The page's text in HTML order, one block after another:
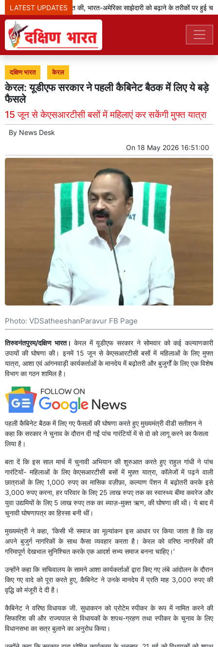
LATEST UPDATES
जेडी वेंस ने मोदी से बात की, भारत-अमेरिका साझेदारी को बढ़ाने के तरीकों पर हुई चर्चा
दक्षिण भारत केरल
केरल: यूडीएफ सरकार ने पहली कैबिनेट बैठक में लिए ये बड़े
फैसले
15 जून से केएसआरटीसी बसों में महिलाएं कर सकेंगी मुफ्त यात्रा
By News Desk
On 18 May 2026 16:51:00
Photo: VDSatheeshanParavur FB Page
तिरुवनंतपुरम/दक्षिण भारत। केरल में यूडीएफ सरकार ने सोमवार को कई कल्याणकारी
उपायों की घोषणा की। इनमें 15 जून से केएसआरटीसी बसों में महिलाओं के लिए मुफ्त
यात्रा, आशा एवं आंगनवाड़ी कार्यकर्ताओं के मानदेय में बढ़ोतरी और बुजुर्गों के लिए एक विशेष
विभाग का गठन शामिल है।
पहली कैबिनेट बैठक में लिए गए फैसलों की घोषणा करते हुए मुख्यमंत्री वीडी सतीशन ने
कहा कि सरकार ने चुनाव के दौरान दी गईं पांच गारंटियों में से दो को लागू करने का फैसला
लिया है।
बता दें कि इस साल मार्च में चुनावी अभियान की शुरुआत करते हुए राहुल गांधी ने पांच
गारंटियों- महिलाओं के लिए केएसआरटीसी बसों में मुफ़्त यात्रा, कॉलेजों में पढ़ने वाली
छात्राओं के लिए 1,000 रुपए का मासिक वज़ीफ़ा, कल्याण पेंशन में बढ़ोतरी करके इसे
3,000 रुपए करना, हर परिवार के लिए 25 लाख रुपए तक का स्वास्थ्य बीमा कवरेज और
युवा उद्यमियों के लिए 5 लाख रुपए तक का ब्याज़-मुक्त ऋण, की घोषणा की थी। ये बाद में
चुनावी घोषणापत्र का हिस्सा बनी थीं।
मुख्यमंत्री ने कहा, 'किसी भी समाज का मूल्यांकन इस आधार पर किया जाता है कि वह
अपने बुजुर्ग नागरिकों के साथ कैसा व्यवहार करता है। केरल को वरिष्ठ नागरिकों की
गरिमापूर्ण देखभाल सुनिश्चित करके एक आदर्श सभ्य समाज बनना चाहिए।'
उन्होंने कहा कि सचिवालय के सामने आशा कार्यकर्ताओं द्वारा किए गए लंबे आंदोलन के दौरान
किए गए वादे को पूरा करते हुए, कैबिनेट ने उनके मानदेय में प्रति माह 3,000 रुपए की
वृद्धि को मंजूरी दे दी है।
कैबिनेट ने वरिष्ठ विधायक जी. सुधाकरन को प्रोटेम स्पीकर के रूप में नामित करने की
सिफारिश की और राज्यपाल से विधायकों के शपथ-ग्रहण तथा स्पीकर के चुनाव के लिए
विधानसभा का सत्र बुलाने का अनुरोध किया।